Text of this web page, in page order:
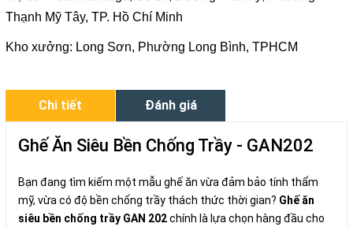
Thạnh Mỹ Tây, TP. Hồ Chí Minh
Kho xưởng: Long Sơn, Phường Long Bình, TPHCM
Chi tiết Đánh giá
Ghế Ăn Siêu Bền Chống Trầy - GAN202
Bạn đang tìm kiếm một mẫu ghế ăn vừa đảm bảo tính thẩm
mỹ, vừa có độ bền chống trầy thách thức thời gian? Ghế ăn
siêu bền chống trầy GAN 202chính là lựa chọn hàng đầu cho